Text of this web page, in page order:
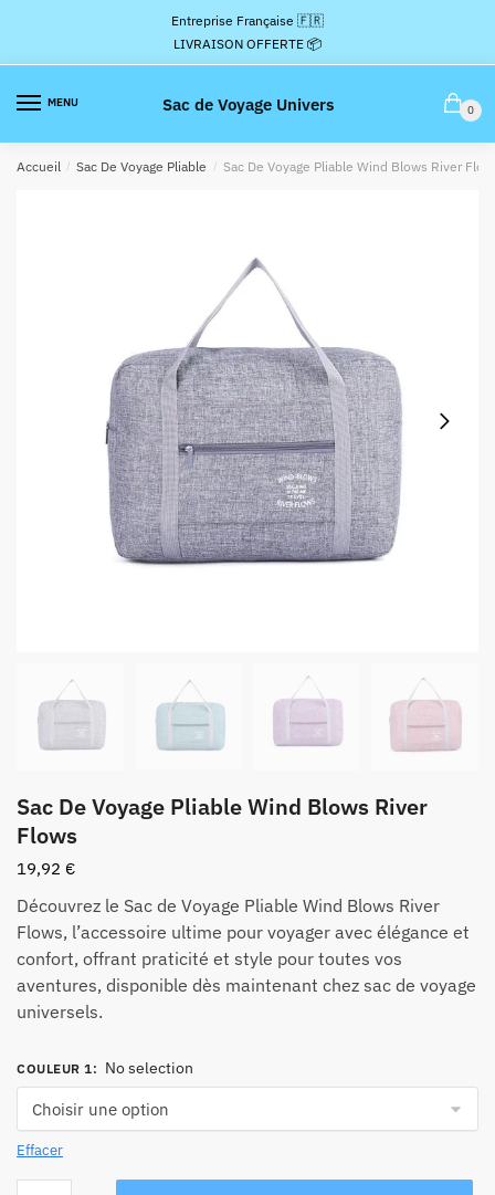
la
navigation
contenu
Entreprise Française 🇫🇷
LIVRAISON OFFERTE 📦
MENU Sac de Voyage Univers 0
Accueil / Sac De Voyage Pliable / Sac De Voyage Pliable Wind Blows River
Sac De Voyage Pliable Wind Blows River
Flows
19,92 €
Découvrez le Sac de Voyage Pliable Wind Blows River
Flows, l’accessoire ultime pour voyager avec élégance et
confort, offrant praticité et style pour toutes vos
aventures, disponible dès maintenant chez sac de voyage
universels.
COULEUR 1: No selection
Effacer